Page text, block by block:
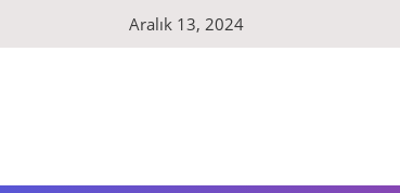
Aralık 13, 2024